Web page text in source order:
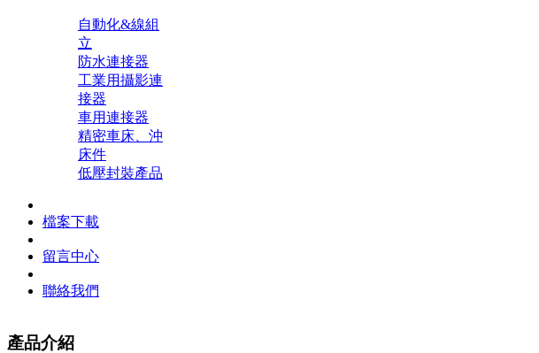
自動化&線組
立
防水連接器
工業用攝影連
接器
車用連接器
精密車床、沖
床件
低壓封裝產品
檔案下載
留言中心
聯絡我們
產品介紹